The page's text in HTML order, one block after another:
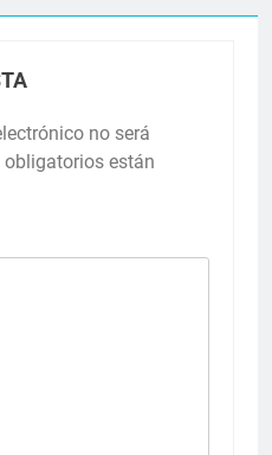
no será
obligatorios están